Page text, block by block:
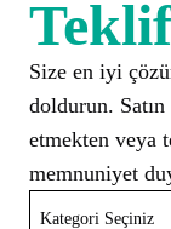
Size en iyi
doldurun.
etmekten veya
memnuniyet
Kategori Seçiniz